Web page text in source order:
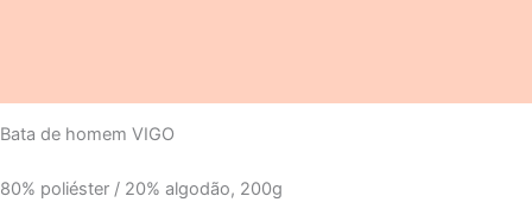
Bata de homem VIGO
80% poliéster / 20% algodão, 200g